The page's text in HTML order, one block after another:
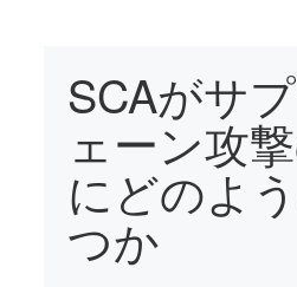
SCAがサ
ェーン攻
にどのよ
つか